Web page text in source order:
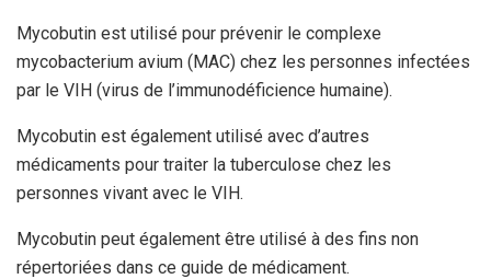
Mycobutin est utilisé pour prévenir le complexe
mycobacterium avium (MAC) chez les personnes infectées
par le VIH (virus de l’immunodéficience humaine).
Mycobutin est également utilisé avec d’autres
médicaments pour traiter la tuberculose chez les
personnes vivant avec le VIH.
Mycobutin peut également être utilisé à des fins non
répertoriées dans ce guide de médicament.